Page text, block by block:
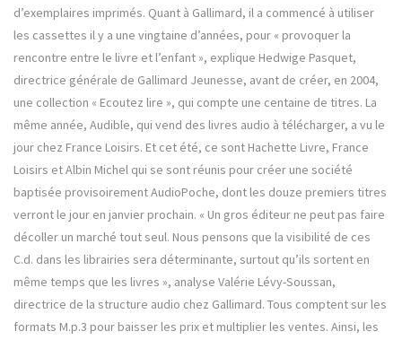
d’exemplaires imprimés. Quant à Gallimard, il a commencé à utiliser
les cassettes il y a une vingtaine d’années, pour « provoquer la
rencontre entre le livre et l’enfant », explique Hedwige Pasquet,
directrice générale de Gallimard Jeunesse, avant de créer, en 2004,
une collection « Ecoutez lire », qui compte une centaine de titres. La
même année, Audible, qui vend des livres audio à télécharger, a vu le
jour chez France Loisirs. Et cet été, ce sont Hachette Livre, France
Loisirs et Albin Michel qui se sont réunis pour créer une société
baptisée provisoirement AudioPoche, dont les douze premiers titres
verront le jour en janvier prochain. « Un gros éditeur ne peut pas faire
décoller un marché tout seul. Nous pensons que la visibilité de ces
C.d. dans les librairies sera déterminante, surtout qu’ils sortent en
même temps que les livres », analyse Valérie Lévy-Soussan,
directrice de la structure audio chez Gallimard. Tous comptent sur les
formats M.p.3 pour baisser les prix et multiplier les ventes. Ainsi, les